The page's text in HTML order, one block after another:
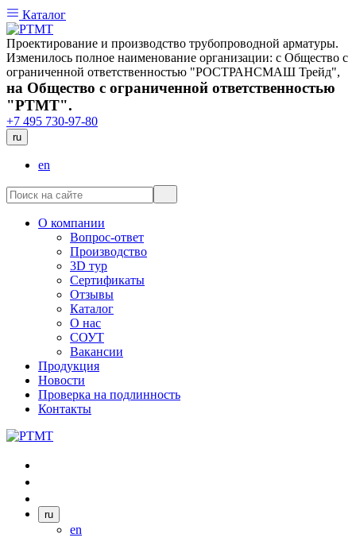
Каталог
Проектирование и производство трубопроводной арматуры.
Изменилось полное наименование организации: с Общество с
ограниченной ответственностью "РОСТРАНСМАШ Трейд",
на Общество с ограниченной ответственностью
"РТМТ".
+7 495 730-97-80
ru
en
О компании
Вопрос-ответ
Производство
3D тур
Сертификаты
Отзывы
Каталог
О нас
СОУТ
Вакансии
Продукция
Новости
Проверка на подлинность
Контакты
ru
en